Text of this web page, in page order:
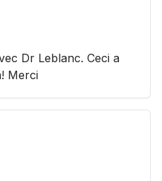
Dr Leblanc. Ceci a
Merci